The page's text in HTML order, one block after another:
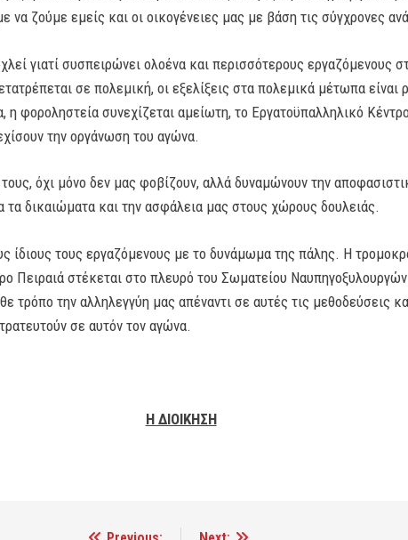
να ζούμε εμείς και οι οικογένειες μας με βάση τις σύγχρονες
γιατί συσπειρώνει ολοένα και περισσότερους εργαζόμενους
σε πολεμική, οι εξελίξεις στα πολεμικά μέτωπα είναι
η φοροληστεία συνεχίζεται αμείωτη, το Εργατοϋπαλληλικό
την οργάνωση του αγώνα.
όχι μόνο δεν μας φοβίζουν, αλλά δυναμώνουν την
τα δικαιώματα και την ασφάλεια μας στους χώρους δουλειάς.
ίδιους τους εργαζόμενους με το δυνάμωμα της πάλης. Η
Πειραιά στέκεται στο πλευρό του Σωματείου
τρόπο την αλληλεγγύη μας απέναντι σε αυτές τις μεθοδεύσεις
σε αυτόν τον αγώνα.
Η ΔΙΟΙΚΗΣΗ